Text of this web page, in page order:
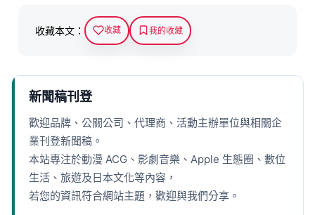
收藏本文： 收藏 我的收藏
新聞稿刊登
歡迎品牌、公關公司、代理商、活動主辦單位與相關企
業刊登新聞稿。
本站專注於動漫 ACG、影劇音樂、Apple 生態圈、數位
生活、旅遊及日本文化等內容，
若您的資訊符合網站主題，歡迎與我們分享。